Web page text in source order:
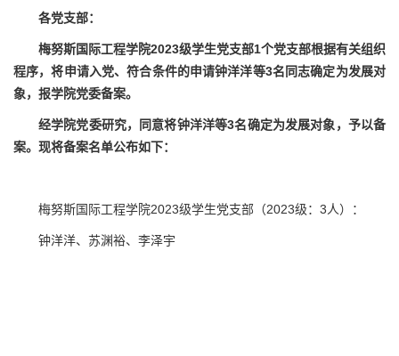
各党支部：
梅努斯国际工程学院2023级学生党支部1个党支部根据有关组织
程序，将申请入党、符合条件的申请钟洋洋等3名同志确定为发展对
象，报学院党委备案。
经学院党委研究，同意将钟洋洋等3名确定为发展对象，予以备
案。现将备案名单公布如下：
梅努斯国际工程学院2023级学生党支部（2023级：3人）：
钟洋洋、苏渊裕、李泽宇